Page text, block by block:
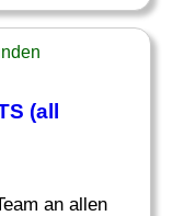
(all
an allen